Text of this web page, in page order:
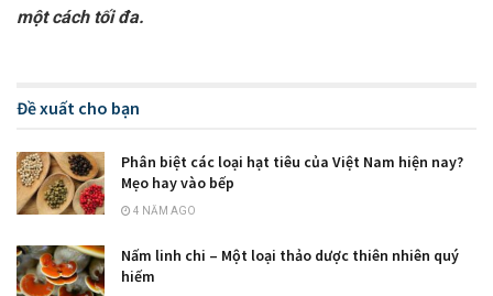
một cách tối đa.
Đề xuất cho bạn
Phân biệt các loại hạt tiêu của Việt Nam hiện nay?
Mẹo hay vào bếp
4 NĂM AGO
Nấm linh chi – Một loại thảo dược thiên nhiên quý
hiếm